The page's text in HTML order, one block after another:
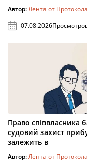
Автор:Лента от Протокола
07.08.2026
Право співвласника
судовий захист
залежить в
Автор:Лента от Протокола